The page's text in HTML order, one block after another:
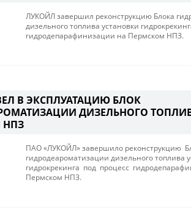
ЛУКОЙЛ завершил реконструкцию Блока
дизельного топлива установки
гидродепарафинизации на Пермском НПЗ.
В ЭКСПЛУАТАЦИЮ БЛОК
ДИЗЕЛЬНОГО
НПЗ
ПАО «ЛУКОЙЛ» завершило реконструкцию
гидродеароматизации дизельного топлива
гидрокрекинга под процесс
Пермском НПЗ.